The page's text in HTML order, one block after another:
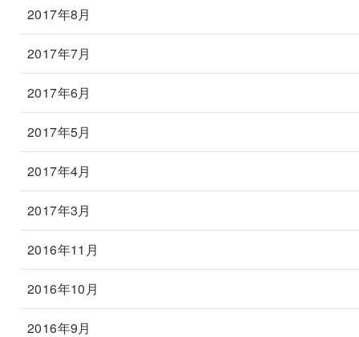
2017年8月
2017年7月
2017年6月
2017年5月
2017年4月
2017年3月
2016年11月
2016年10月
2016年9月